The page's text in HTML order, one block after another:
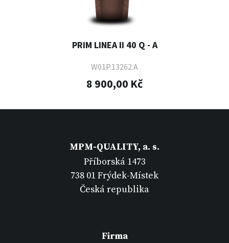
PRIM LINEA II 40 Q - A
W01P.13262.A
8 900,00 Kč
MPM-QUALITY, a. s.
Příborská 1473
738 01 Frýdek-Místek
Česká republika
Firma